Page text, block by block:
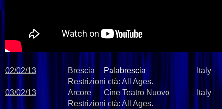
02/02/13 Brescia Palabrescia
Italy
Restrizioni età: All Ages.
03/02/13
Arcore Cine Teatro Nuovo
Italy
Restrizioni età: All Ages.